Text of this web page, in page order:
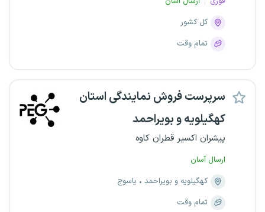
کل کشور
تمام وقت
سرپرست فروش نمایندگی استان
کهگیلویه و بویراحمد
پیشران اکسیر قطران کاوه
ارسال آسان
کهگیلویه و بویراحمد
یاسوج
تمام وقت